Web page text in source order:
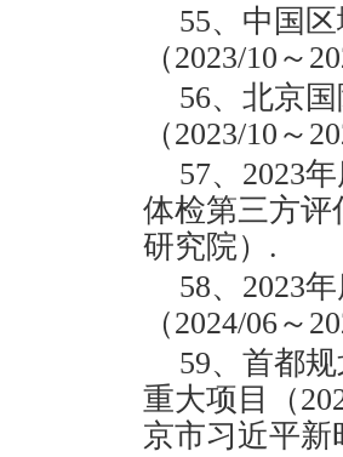
55、中国
（2023/10～
56、北京
（2023/10～
57、2023
体检第三方评
研究院）.
58、2023
（2024/06～
59、首都
重大项目（
京市习近平